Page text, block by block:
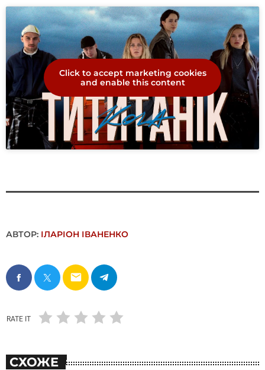
Click to accept marketing cookies
and enable this content
АВТОР: ІЛАРІОН ІВАНЕНКО
email
RATE IT
СХОЖЕ